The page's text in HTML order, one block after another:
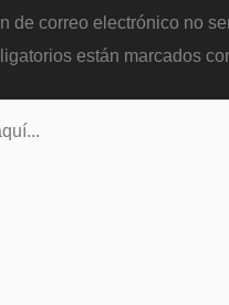
de correo electrónico no
están marcados